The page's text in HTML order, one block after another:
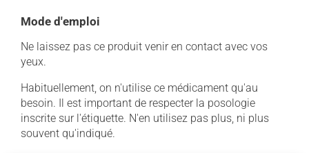
Mode d'emploi
Ne laissez pas ce produit venir en contact avec vos
yeux.
Habituellement, on n'utilise ce médicament qu'au
besoin. Il est important de respecter la posologie
inscrite sur l'étiquette. N'en utilisez pas plus, ni plus
souvent qu'indiqué.